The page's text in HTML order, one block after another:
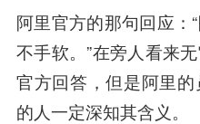
阿里官方的那句回应：
不手软。”在旁人看来
官方回答，但是阿里
的人一定深知其含义。